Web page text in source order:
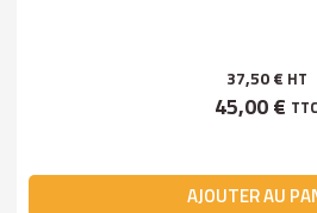
37,50 € HT
45,00 € TTC
AJOUTER AU